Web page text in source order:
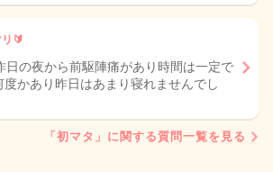
🔰
日の夜から前駆陣痛があり時間は一定で
かあり昨日はあまり寝れませんでし
「初マタ」に関する質問一覧を見る